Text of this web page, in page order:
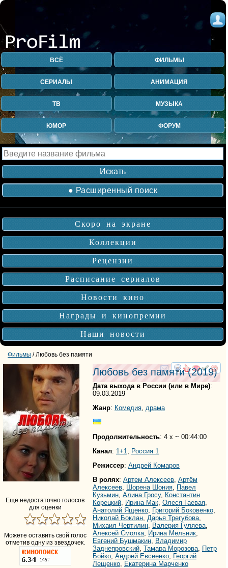
ВСЁ ФИЛЬМЫ
СЕРИАЛЫ АНИМАЦИЯ
ТВ МУЗЫКА
ЮМОР ФОРУМ
● Расширенный поиск
Скоро на экране
Коллекции
Рецензии
Расписание сериалов
Новости кино
Награды и кинопремии
Наши новости
Фильмы / Любовь без памяти
смотреть
Еще недостаточно голосов
для оценки
Можете оставить свой голос
отметив одну из звездочек.
Любовь без памяти(2019)
Дата выхода в России (или в Мире):
09.03.2019
Жанр: Комедия, драма
Продолжительность: 4 x ~ 00:44:00
Канал: 1+1, Россия 1
Режиссер: Андрей Комаров
В ролях: Артем Алексеев, Артём
Алексеев, Шорена Шония, Павел
Кузьмин, Алина Гросу, Константин
Корецкий, Ирина Мак, Олеся Гаевая,
Анатолий Ященко, Григорий Боковенко,
Николай Боклан, Дарья Трегубова,
Михаил Чертилин, Валерия Гуляева,
Алексей Смолка, Ирина Мельник,
Евгений Бушмакин, Владимир
Заднепровский, Тамара Морозова, Петр
Бойко, Андрей Евсеенко, Георгий
Лещенко, Екатерина Марченко